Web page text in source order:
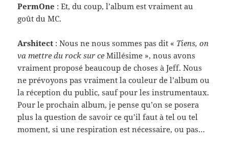
Per­mOne : Et, du coup, l’album est vrai­ment au
goût du MC.
Arshi­tect : Nous ne nous sommes pas dit « Tiens, on
va met­tre du rock sur ce Mil­lésime », nous avons
vrai­ment pro­posé beau­coup de choses à Jeff. Nous
ne prévoyons pas vrai­ment la couleur de l’album ou
la récep­tion du pub­lic, sauf pour les instru­men­taux.
Pour le prochain album, je pense qu’on se posera
plus la ques­tion de savoir ce qu’il faut à tel ou tel
moment, si une res­pi­ra­tion est néces­saire, ou pas…